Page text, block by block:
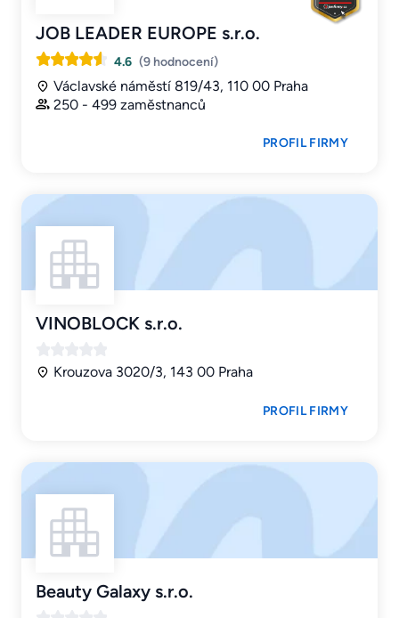
JOB LEADER EUROPE s.r.o.
4.6 (9 hodnocení)
Václavské náměstí 819/43, 110 00 Praha
250 - 499 zaměstnanců
PROFIL FIRMY
VINOBLOCK s.r.o.
Krouzova 3020/3, 143 00 Praha
PROFIL FIRMY
Beauty Galaxy s.r.o.